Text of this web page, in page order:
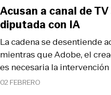
02 FEBRERO
La cadena se desentiende
mientras que Adobe, el
es necesaria la
Acusan a canal de
diputada con IA